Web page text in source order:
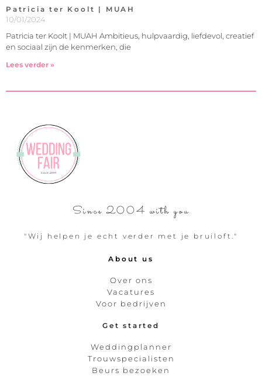
Patricia ter Koolt | MUAH
10/01/2024
Patricia ter Koolt | MUAH Ambitieus, hulpvaardig, liefdevol, creatief
en sociaal zijn de kenmerken, die
Lees verder »
Since 2004 with you
"Wij helpen je echt verder met je bruiloft."
About us
Over ons
Vacatures
Voor bedrijven
Get started
Weddingplanner
Trouwspecialisten
Beurs bezoeken